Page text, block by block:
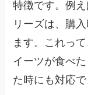
特徴です。例
リーズは、購
ます。これっ
イーツが食べ
た時にも対応で